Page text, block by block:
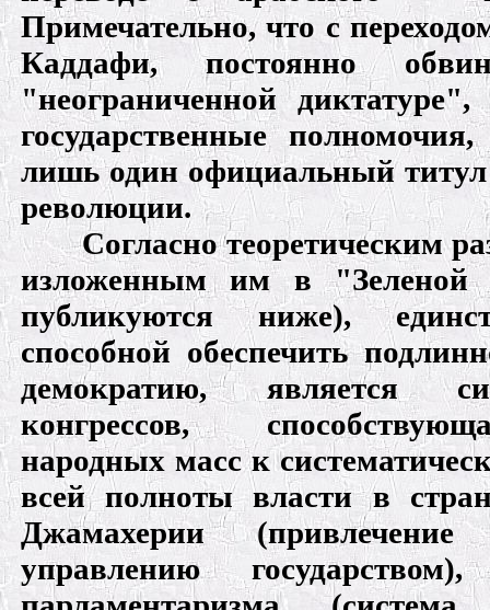
Примечательно, что с
Каддафи, постоянно
"неограниченной
государственные
лишь один официальный
революции.
Согласно теоретическим
изложенным им в "Зеленой
публикуются ниже),
способной обеспечить
демократию, является
конгрессов,
народных масс к
всей полноты власти в
Джамахерии
управлению